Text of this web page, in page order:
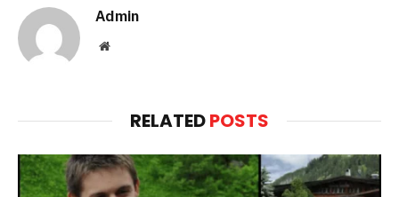
Admin
Website
RELATEDPOSTS